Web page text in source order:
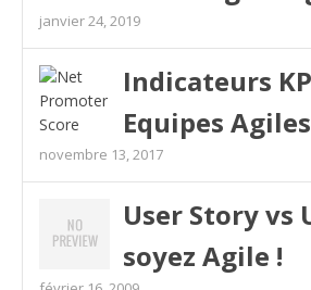
janvier 24, 2019
Indicateurs
Equipes Agiles
novembre 13, 2017
User Story vs
soyez Agile !